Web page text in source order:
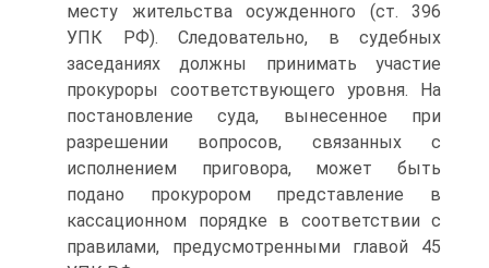
месту жительства осужденного (ст. 396
УПК РФ). Следовательно, в судебных
заседаниях должны принимать участие
прокуроры соответствующего уровня. На
постановление суда, вынесенное при
разрешении вопросов, связанных с
исполнением приговора, может быть
подано прокурором представление в
кассационном порядке в соответствии с
правилами, предусмотренными главой 45